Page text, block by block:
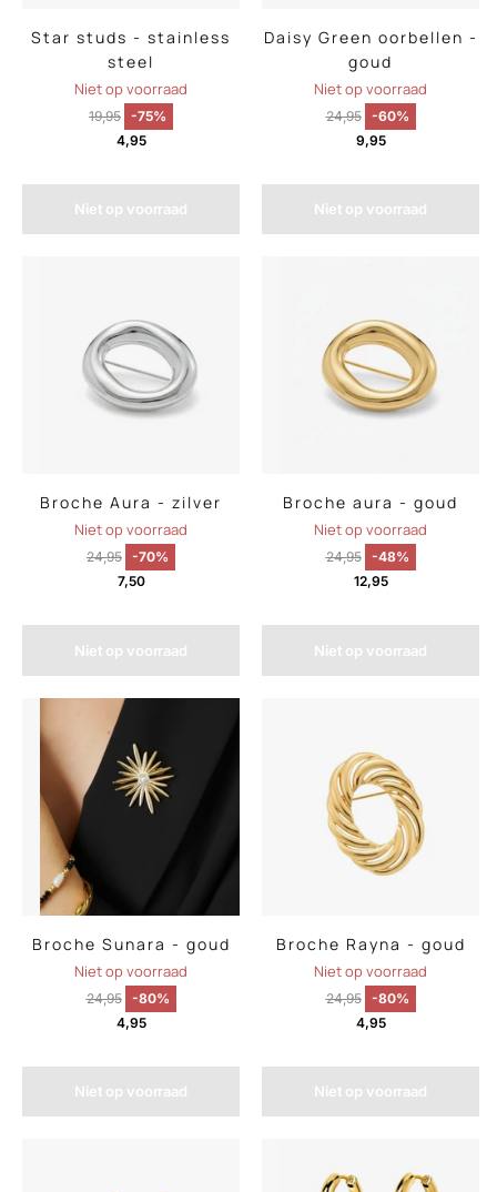
Star studs - stainless
steel
Niet op voorraad
19,95 -75%
4,95
Niet op voorraad
Daisy Green oorbellen -
goud
Niet op voorraad
24,95
-60%
9,95
Niet op voorraad
Broche Aura - zilver
Niet op voorraad
24,95 -70%
7,50
Niet op voorraad
Broche aura - goud
Niet op voorraad
24,95
-48%
12,95
Niet op voorraad
Broche Sunara - goud
Niet op voorraad
24,95
-80%
4,95
Niet op voorraad
Broche Rayna - goud
Niet op voorraad
24,95
-80%
4,95
Niet op voorraad